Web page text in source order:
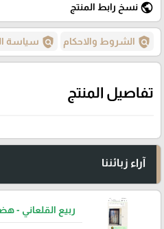
public نسخ رابط المنتج
policy الشروط والاحكام policy سياسة
تفاصيل المنتج
آراء زبائننا
ربيع القلعاني -